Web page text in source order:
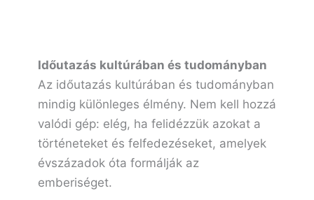
Időutazás kultúrában és tudományban
Az időutazás kultúrában és tudományban
mindig különleges élmény. Nem kell hozzá
valódi gép: elég, ha felidézzük azokat a
történeteket és felfedezéseket, amelyek
évszázadok óta formálják az
emberiséget.